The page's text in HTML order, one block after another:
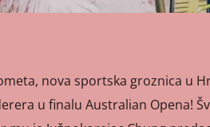
nova sportska groznica u
u finalu Australian Opena!